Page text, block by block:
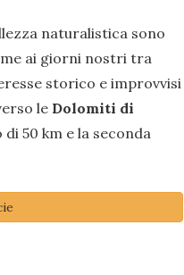
naturalistica sono
ai giorni nostri tra
storico e improvvisi
le Dolomiti di
50 km e la seconda